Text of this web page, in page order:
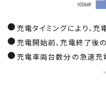
充電タイミングにより、充
充電開始前、充電終了後
充電車両台数分の急速充